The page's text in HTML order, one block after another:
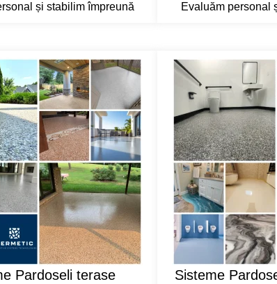
și stabilim împreună Evaluăm personal
Pardoseli terase Sisteme